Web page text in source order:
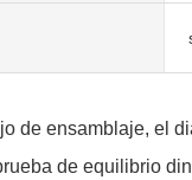
de ensamblaje, el
de equilibrio